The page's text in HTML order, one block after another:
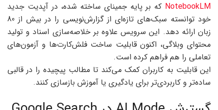
NotebookLM که بر پایه جمینای ساخته شده، در آپدیت جدید
خود توانسته سبک‌های تازه‌ای از گزارش‌نویسی را در بیش از 80
زبان ارائه دهد. این سرویس علاوه بر خلاصه‌سازی اسناد و تولید
محتوای وبلاگی، اکنون قابلیت ساخت فلش‌کارت‌ها و آزمون‌های
تعاملی را هم فراهم کرده است.
این قابلیت به کاربران کمک می‌کند تا مطالب پیچیده را در قالبی
ساده‌تر و کاربردی‌تر برای یادگیری یا آموزش بازسازی کنند.